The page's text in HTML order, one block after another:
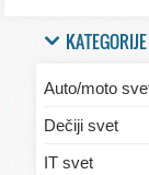
KATEGORIJE
Auto/moto
Dečiji svet
IT svet